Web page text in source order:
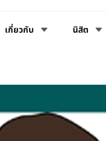
เกี่ยวกับ นิสิต